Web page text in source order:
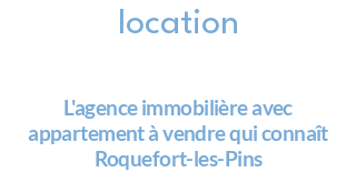
location
L'agence immobilière avec
appartement à vendre qui connaît
Roquefort-les-Pins